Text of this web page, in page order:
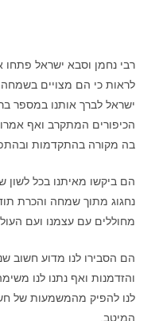
רבי נחמן וסבא ישראל פתחו
לראות כי הם מצויים
ישראל לברך אותנו במספר
הכיפורים המתקרב ואף
בה מקורה בהתקדמות
הם ביקשו מאיתנו בכל
נחגוג מתוך שמחה והכרת
מחוללים עם עצמנו ועם
הם הסבירו לנו מדוע חשוב
והזדמנות ואף נתנו לנו
לנו להפיק מהמשמעות של
המיטב.